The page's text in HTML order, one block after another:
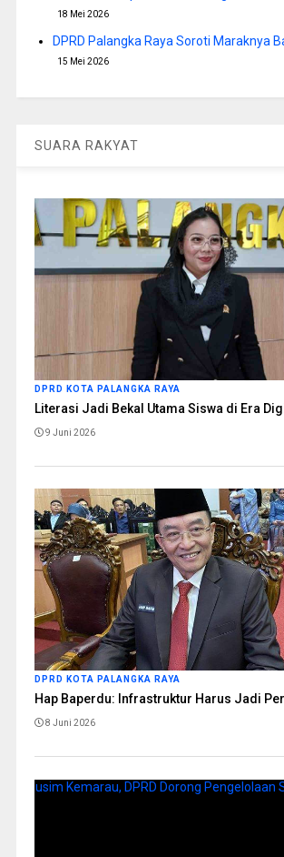
18 Mei 2026
DPRD Palangka Raya Soroti Maraknya
15 Mei 2026
SUARA RAKYAT
DPRD KOTA PALANGKA RAYA
Literasi Jadi Bekal Utama Siswa di Era
9 Juni 2026
DPRD KOTA PALANGKA RAYA
Hap Baperdu: Infrastruktur Harus Jadi
8 Juni 2026